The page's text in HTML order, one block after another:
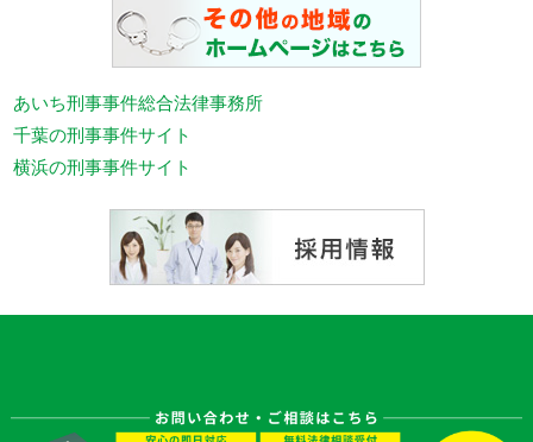
あいち刑事事件総合法律事務所
千葉の刑事事件サイト
横浜の刑事事件サイト